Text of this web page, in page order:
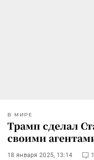
В МИРЕ
Трамп сделал
своими
18 января 2025, 13:14